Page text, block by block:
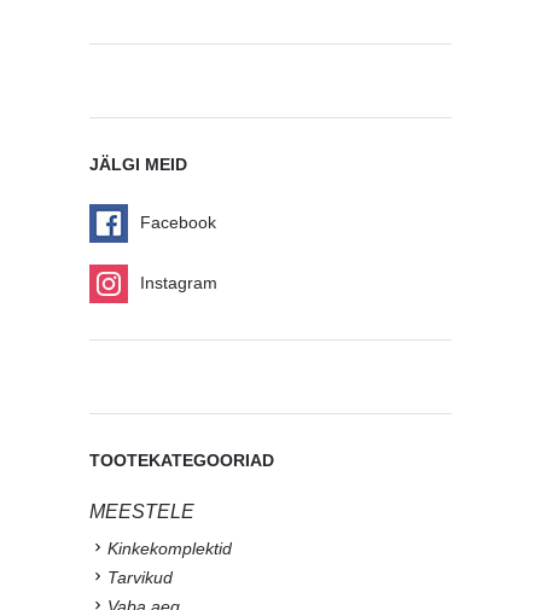
JÄLGI MEID
Facebook
Instagram
TOOTEKATEGOORIAD
MEESTELE
Kinkekomplektid
Tarvikud